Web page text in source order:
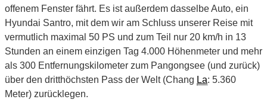
offenem Fenster fährt. Es ist außerdem dasselbe Auto, ein
Hyundai Santro, mit dem wir am Schluss unserer Reise mit
vermutlich maximal 50 PS und zum Teil nur 20 km/h in 13
Stunden an einem einzigen Tag 4.000 Höhenmeter und mehr
als 300 Entfernungskilometer zum Pangongsee (und zurück)
über den dritthöchsten Pass der Welt (Chang La: 5.360
Meter) zurücklegen.